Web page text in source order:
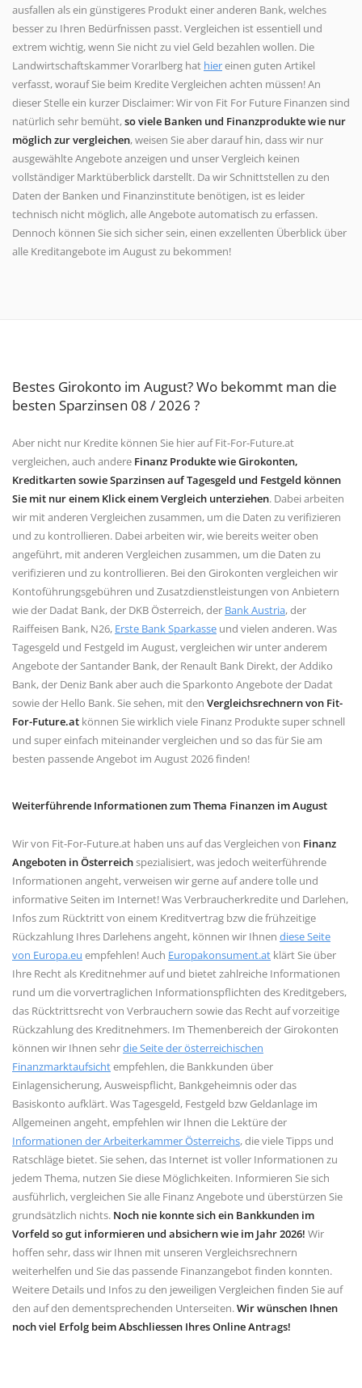
ausfallen als ein günstigeres Produkt einer anderen Bank, welches
besser zu Ihren Bedürfnissen passt. Vergleichen ist essentiell und
extrem wichtig, wenn Sie nicht zu viel Geld bezahlen wollen. Die
Landwirtschaftskammer Vorarlberg hat hiereinen guten Artikel
verfasst, worauf Sie beim Kredite Vergleichen achten müssen! An
dieser Stelle ein kurzer Disclaimer: Wir von Fit For Future Finanzen sind
natürlich sehr bemüht,so viele Banken und Finanzprodukte wie nur
möglich zur vergleichen, weisen Sie aber darauf hin, dass wir nur
ausgewählte Angebote anzeigen und unser Vergleich keinen
vollständiger Marktüberblick darstellt. Da wir Schnittstellen zu den
Daten der Banken und Finanzinstitute benötigen, ist es leider
technisch nicht möglich, alle Angebote automatisch zu erfassen.
Dennoch können Sie sich sicher sein, einen exzellenten Überblick über
alle Kreditangebote im August zu bekommen!
Bestes Girokonto im August? Wo bekommt man die
besten Sparzinsen 08 / 2026 ?
Aber nicht nur Kredite können Sie hier auf Fit-For-Future.at
vergleichen, auch andere Finanz Produkte wie Girokonten,
Kreditkarten sowie Sparzinsen auf Tagesgeld und Festgeld können
Sie mit nur einem Klick einem Vergleich unterziehen. Dabei arbeiten
wir mit anderen Vergleichen zusammen, um die Daten zu verifizieren
und zu kontrollieren. Dabei arbeiten wir, wie bereits weiter oben
angeführt, mit anderen Vergleichen zusammen, um die Daten zu
verifizieren und zu kontrollieren. Bei den Girokonten vergleichen wir
Kontoführungsgebühren und Zusatzdienstleistungen von Anbietern
wie der Dadat Bank, der DKB Österreich, der Bank Austria, der
Raiffeisen Bank, N26, Erste Bank Sparkasse und vielen anderen. Was
Tagesgeld und Festgeld im August, vergleichen wir unter anderem
Angebote der Santander Bank, der Renault Bank Direkt, der Addiko
Bank, der Deniz Bank aber auch die Sparkonto Angebote der Dadat
sowie der Hello Bank. Sie sehen, mit den Vergleichsrechnern von Fit-
For-Future.at können Sie wirklich viele Finanz Produkte super schnell
und super einfach miteinander vergleichen und so das für Sie am
besten passende Angebot im August 2026 finden!
Weiterführende Informationen zum Thema Finanzen im August
Wir von Fit-For-Future.at haben uns auf das Vergleichen von Finanz
Angeboten in Österreichspezialisiert, was jedoch weiterführende
Informationen angeht, verweisen wir gerne auf andere tolle und
informative Seiten im Internet! Was Verbraucherkredite und Darlehen,
Infos zum Rücktritt von einem Kreditvertrag bzw die frühzeitige
Rückzahlung Ihres Darlehens angeht, können wir Ihnen diese Seite
von Europa.eu empfehlen! Auch Europakonsument.at klärt Sie über
Ihre Recht als Kreditnehmer auf und bietet zahlreiche Informationen
rund um die vorvertraglichen Informationspflichten des Kreditgebers,
das Rücktrittsrecht von Verbrauchern sowie das Recht auf vorzeitige
Rückzahlung des Kreditnehmers. Im Themenbereich der Girokonten
können wir Ihnen sehrdie Seite der österreichischen
Finanzmarktaufsichtempfehlen, die Bankkunden über
Einlagensicherung, Ausweispflicht, Bankgeheimnis oder das
Basiskonto aufklärt. Was Tagesgeld, Festgeld bzw Geldanlage im
Allgemeinen angeht, empfehlen wir Ihnen die Lektüre der
Informationen der Arbeiterkammer Österreichs, die viele Tipps und
Ratschläge bietet. Sie sehen, das Internet ist voller Informationen zu
jedem Thema, nutzen Sie diese Möglichkeiten. Informieren Sie sich
ausführlich, vergleichen Sie alle Finanz Angebote und überstürzen Sie
grundsätzlich nichts. Noch nie konnte sich ein Bankkunden im
Vorfeld so gut informieren und absichern wie im Jahr 2026! Wir
hoffen sehr, dass wir Ihnen mit unseren Vergleichsrechnern
weiterhelfen und Sie das passende Finanzangebot finden konnten.
Weitere Details und Infos zu den jeweiligen Vergleichen finden Sie auf
den auf den dementsprechenden Unterseiten.Wir wünschen Ihnen
noch viel Erfolg beim Abschliessen Ihres Online Antrags!